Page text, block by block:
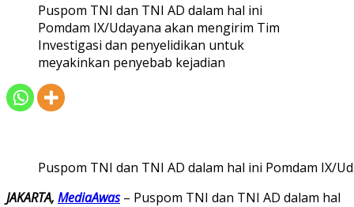
Puspom TNI dan TNI AD dalam hal ini
Pomdam IX/Udayana akan mengirim Tim
Investigasi dan penyelidikan untuk
meyakinkan penyebab kejadian
Puspom TNI dan TNI AD dalam hal ini Pomdam IX/
JAKARTA, MediaAwas– Puspom TNI dan TNI AD dalam hal